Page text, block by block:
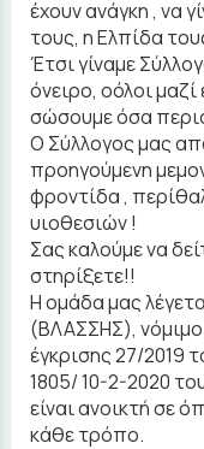
έχουν ανάγκη , να
τους, η Ελπίδα
Έτσι γίναμε
όνειρο, oόλοι
σώσουμε όσα
Ο Σύλλογος μας
προηγούμενη
φροντίδα ,
υιοθεσιών !
Σας καλούμε να
στηρίξετε!!
Η ομάδα μας
(ΒΛΑΣΣΗΣ),
έγκρισης 27/2019
1805/ 10-2-2020
είναι ανοικτή σε
κάθε τρόπο.